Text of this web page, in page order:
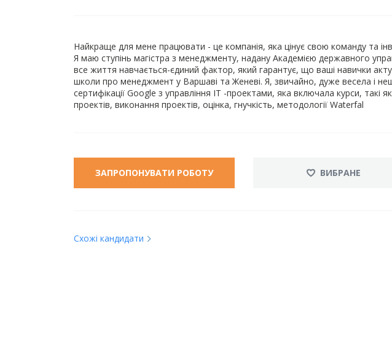
Найкраще для мене працювати - це компанія, яка цінує свою команду та
Я маю ступінь магістра з менеджменту, надану Академією державного
все життя навчається-єдиний фактор, який гарантує, що ваші навички
школи про менеджмент у Варшаві та Женеві. Я, звичайно, дуже весела і
сертифікації Google з управління ІТ -проектами, яка включала курси, такі
проектів, виконання проектів, оцінка, гнучкість, методології Waterfal
ЗАПРОПОНУВАТИ РОБОТУ ВИБРАНЕ
Схожі кандидати